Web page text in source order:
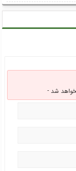
شد -